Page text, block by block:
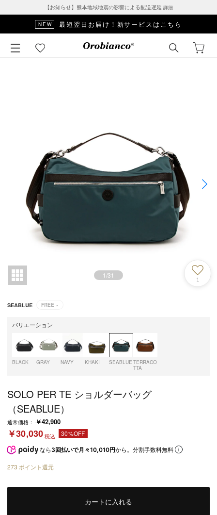
【お知らせ】熊本地域地震の影響による配送遅延 詳細
NEW 最短翌日お届け！新サービスはこちら
1/31
1
SEABLUE FREE ×
バリエーション
BLACK GRAY NAVY KHAKI SEABLUE TERRACO
TTA
SOLO PER TE ショルダーバッグ
（SEABLUE）
通常価格： ￥42,900
￥30,030税込 30%OFF
なら 3回払いで月々10,010円から。分割手数料無料
273 ポイント還元
カートに入れる